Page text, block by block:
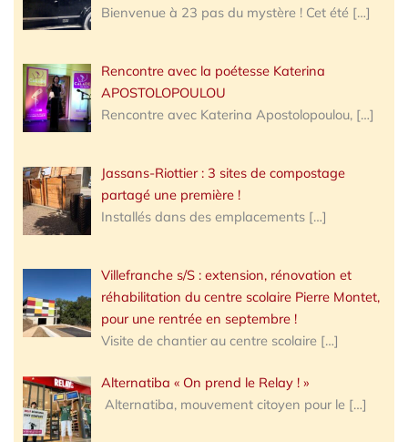
Bienvenue à 23 pas du mystère ! Cet été […]
Rencontre avec la poétesse Katerina
APOSTOLOPOULOU
Rencontre avec Katerina Apostolopoulou, […]
Jassans-Riottier : 3 sites de compostage
partagé une première !
Installés dans des emplacements […]
Villefranche s/S : extension, rénovation et
réhabilitation du centre scolaire Pierre Montet,
pour une rentrée en septembre !
Visite de chantier au centre scolaire […]
Alternatiba « On prend le Relay ! »
Alternatiba, mouvement citoyen pour le […]